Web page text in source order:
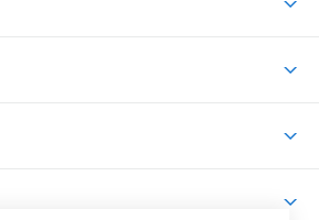
roku
studentů